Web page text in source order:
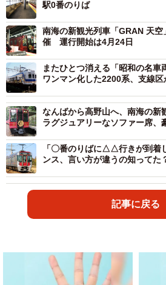
駅0番のりば
南海の新観光列車「GRAN 天空
催 運行開始は4月24日
またひとつ消える「昭和の名
ワンマン化した2200系、支線区
なんばから高野山へ、南海の
ラグジュアリーなソファー席
「〇番のりばに△△行きが到着
ンス、言い方が違うの知ってた
記事に戻る